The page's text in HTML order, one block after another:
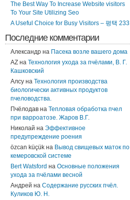
The Best Way To Increase Website visitors
To Your Site Utilizing Seo
A Useful Choice for Busy Visitors – 평택 233
Последние комментарии
Александр на Пасека возле вашего дома
AZ на Технология ухода за пчёлами, В. Г.
Кашковский
Алсу на Технология производства
биологически активных продуктов
пчеловодства.
Пчёлодав на Тепловая обработка пчел
при варроатозе. Жаров В.Г.
Николай на Эффективное
предупреждение роения
özcan küçük на Вывод свищевых маток по
кемеровской системе
Bert Watsford на Основные положения
ухода за пчёлами весной
Андрей на Содержание русских пчёл.
Куликов Ю. Н.